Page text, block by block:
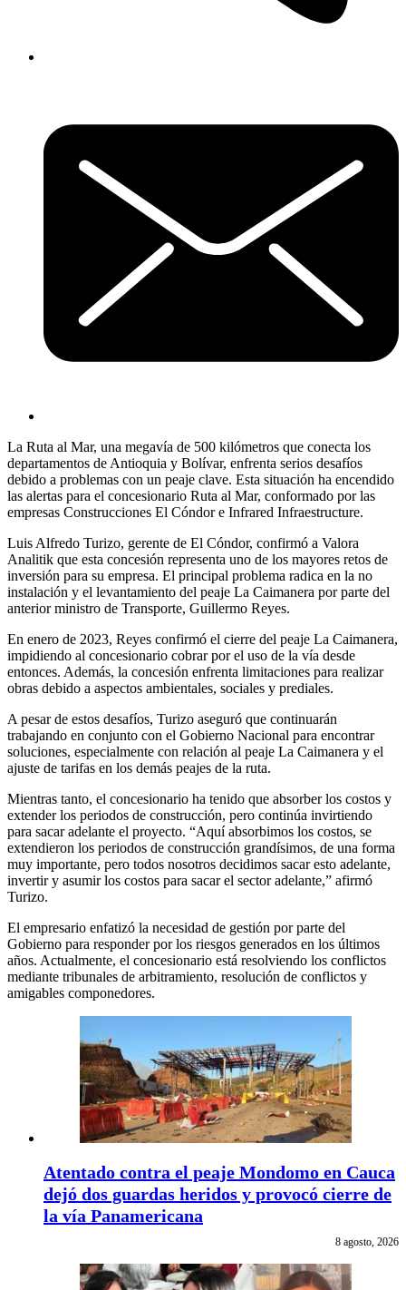
La Ruta al Mar, una megavía de 500 kilómetros que conecta los
departamentos de Antioquia y Bolívar, enfrenta serios desafíos
debido a problemas con un peaje clave. Esta situación ha encendido
las alertas para el concesionario Ruta al Mar, conformado por las
empresas Construcciones El Cóndor e Infrared Infraestructure.
Luis Alfredo Turizo, gerente de El Cóndor, confirmó a Valora
Analitik que esta concesión representa uno de los mayores retos de
inversión para su empresa. El principal problema radica en la no
instalación y el levantamiento del peaje La Caimanera por parte del
anterior ministro de Transporte, Guillermo Reyes.
En enero de 2023, Reyes confirmó el cierre del peaje La Caimanera,
impidiendo al concesionario cobrar por el uso de la vía desde
entonces. Además, la concesión enfrenta limitaciones para realizar
obras debido a aspectos ambientales, sociales y prediales.
A pesar de estos desafíos, Turizo aseguró que continuarán
trabajando en conjunto con el Gobierno Nacional para encontrar
soluciones, especialmente con relación al peaje La Caimanera y el
ajuste de tarifas en los demás peajes de la ruta.
Mientras tanto, el concesionario ha tenido que absorber los costos y
extender los periodos de construcción, pero continúa invirtiendo
para sacar adelante el proyecto. “Aquí absorbimos los costos, se
extendieron los periodos de construcción grandísimos, de una forma
muy importante, pero todos nosotros decidimos sacar esto adelante,
invertir y asumir los costos para sacar el sector adelante,” afirmó
Turizo.
El empresario enfatizó la necesidad de gestión por parte del
Gobierno para responder por los riesgos generados en los últimos
años. Actualmente, el concesionario está resolviendo los conflictos
mediante tribunales de arbitramiento, resolución de conflictos y
amigables componedores.
Atentado contra el peaje Mondomo en Cauca
dejó dos guardas heridos y provocó cierre de
la vía Panamericana
8 agosto, 2026